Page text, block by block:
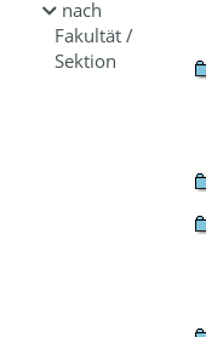
nach
Fakultät /
Sektion